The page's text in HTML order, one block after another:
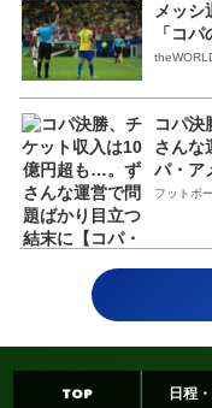
メッ
「コ
コパ決
さんな
パ・ア
フットボ
TOP 日程